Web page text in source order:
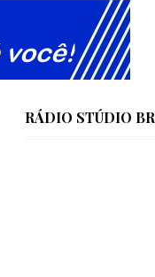
RÁDIO STÚDIO BR